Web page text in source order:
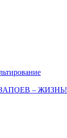
– ЖИЗНЬ!